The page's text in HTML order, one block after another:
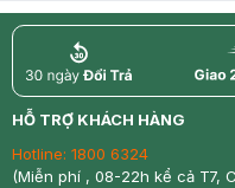
return
HỖ TRỢ KHÁCH HÀNG
Hotline: 1800 6324
(Miễn phí , 08-22h kể cả T7,